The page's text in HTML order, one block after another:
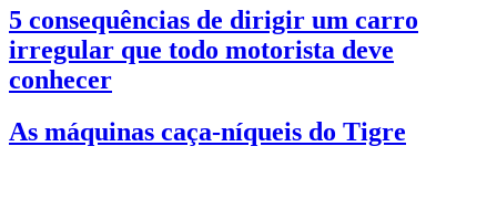
5 consequências de dirigir um carro
irregular que todo motorista deve
conhecer
As máquinas caça-níqueis do Tigre